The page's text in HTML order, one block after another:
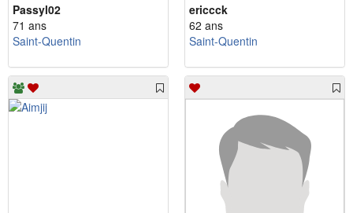
Passyl02
71 ans
Saint-Quentin
ericcck
62 ans
Saint-Quentin